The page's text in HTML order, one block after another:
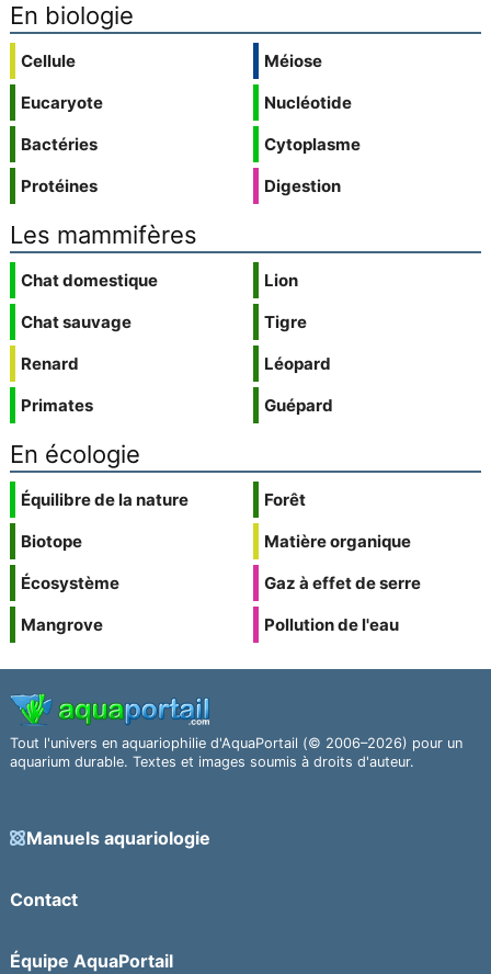
En biologie
Cellule
Eucaryote
Bactéries
Protéines
Méiose
Nucléotide
Cytoplasme
Digestion
Les mammifères
Chat domestique
Chat sauvage
Renard
Primates
Lion
Tigre
Léopard
Guépard
En écologie
Équilibre de la nature
Biotope
Écosystème
Mangrove
Forêt
Matière organique
Gaz à effet de serre
Pollution de l'eau
Tout l'univers en aquariophilie d'AquaPortail (© 2006–2026) pour un
aquarium durable. Textes et images soumis à droits d'auteur.
Manuels aquariologie
Contact
Équipe AquaPortail